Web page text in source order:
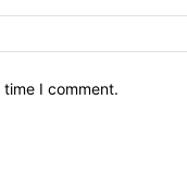
I comment.